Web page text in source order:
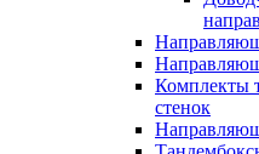
Комплекты
стенок